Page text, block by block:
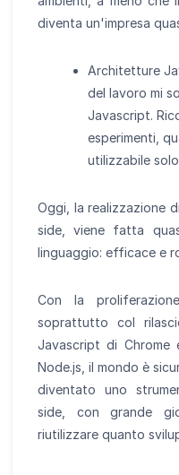
diventa un'impresa
Architetture
del lavoro mi
Javascript.
esperimenti,
utilizzabile
Oggi, la realizzazione
side, viene fatta
linguaggio: efficace e
Con la
soprattutto col
Javascript di
Node.js, il mondo è
diventato uno
side, con grande
riutilizzare quanto